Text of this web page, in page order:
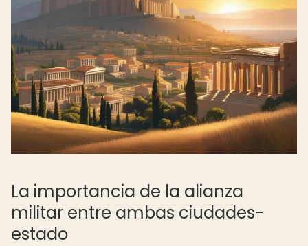
La importancia de la alianza
militar entre ambas ciudades-
estado